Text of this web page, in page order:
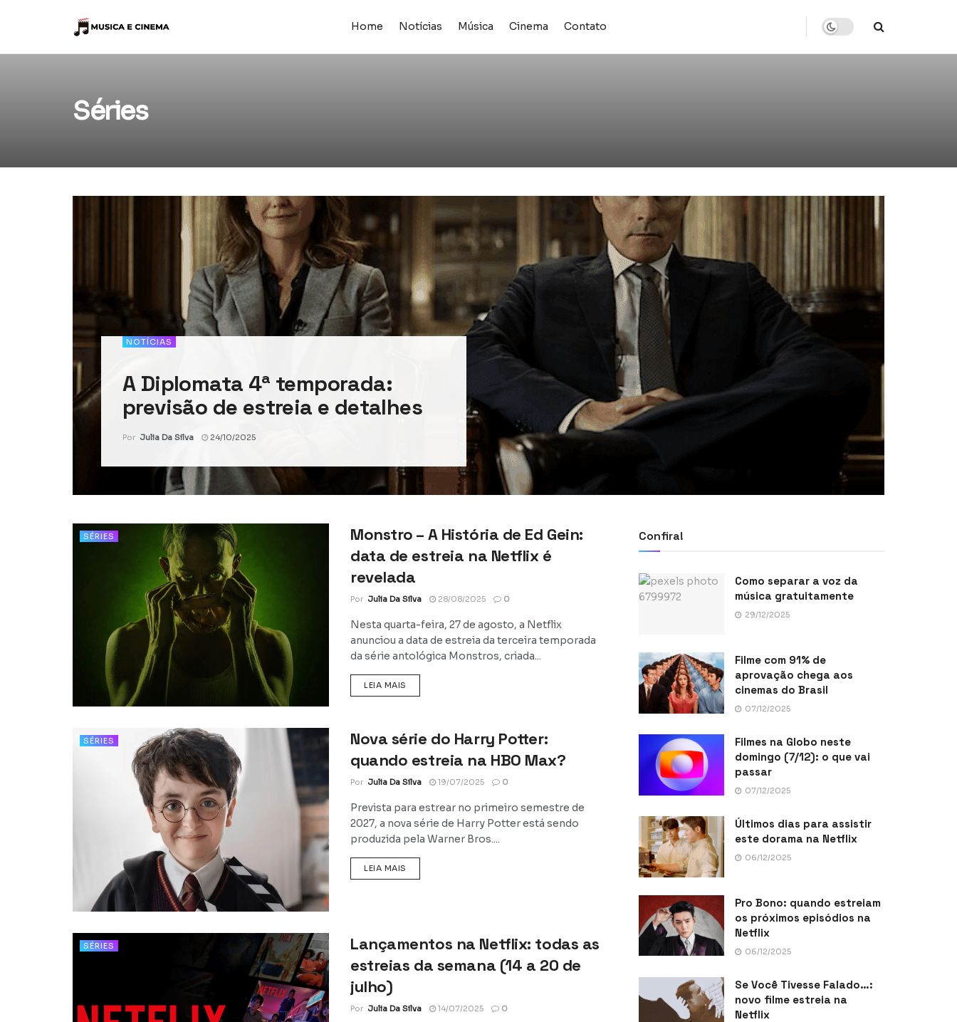
Home Notícias Música Cinema Contato
Séries
NOTÍCIAS
A Diplomata 4ª temporada:
previsão de estreia e detalhes
Por Julia Da Silva 24/10/2025
SÉRIES
Monstro – A História de Ed Gein:
data de estreia na Netflix é
revelada
Por Julia Da Silva 28/08/2025 0
Nesta quarta-feira, 27 de agosto, a Netflix
anunciou a data de estreia da terceira temporada
da série antológica Monstros, criada...
LEIA MAIS
SÉRIES
Nova série do Harry Potter:
quando estreia na HBO Max?
Por Julia Da Silva 19/07/2025 0
Prevista para estrear no primeiro semestre de
2027, a nova série de Harry Potter está sendo
produzida pela Warner Bros....
LEIA MAIS
SÉRIES
Lançamentos na Netflix: todas as
estreias da semana (14 a 20 de
julho)
Por Julia Da Silva 14/07/2025 0
Confira!
Como separar a voz da
música gratuitamente
29/12/2025
Filme com 91% de
aprovação chega aos
cinemas do Brasil
07/12/2025
Filmes na Globo neste
domingo (7/12): o que vai
passar
07/12/2025
Últimos dias para assistir
este dorama na Netflix
06/12/2025
Pro Bono: quando estreiam
os próximos episódios na
Netflix
06/12/2025
Se Você Tivesse Falado…:
novo filme estreia na
Netflix